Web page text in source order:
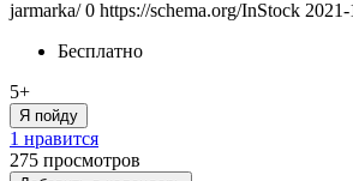
jarmarka/ 0 https://schema.org/InStock
Бесплатно
5+
Я пойду
1 нравится
275 просмотров